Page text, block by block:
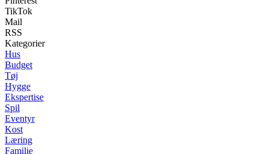
TikTok
Mail
RSS
Kategorier
Hus
Budget
Tøj
Hygge
Ekspertise
Spil
Eventyr
Kost
Læring
Familie